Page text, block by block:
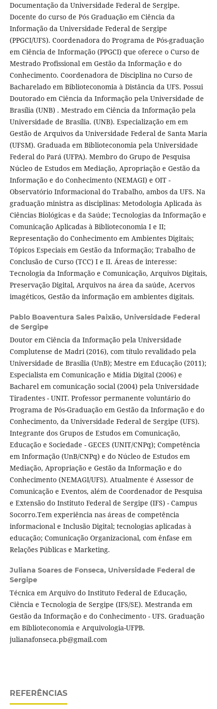
Documentação da Universidade Federal de Sergipe.
Docente do curso de Pós Graduação em Ciência da
Informação da Universidade Federal de Sergipe
(PPGCI/UFS). Coordenadora do Programa de Pós-graduação
em Ciência de Informação (PPGCI) que oferece o Curso de
Mestrado Profissional em Gestão da Informação e do
Conhecimento. Coordenadora de Disciplina no Curso de
Bacharelado em Biblioteconomia à Distância da UFS. Possui
Doutorado em Ciência da Informação pela Universidade de
Brasília (UNB) . Mestrado em Ciência da Informação pela
Universidade de Brasília. (UNB). Especialização em em
Gestão de Arquivos da Universidade Federal de Santa Maria
(UFSM). Graduada em Biblioteconomia pela Universidade
Federal do Pará (UFPA). Membro do Grupo de Pesquisa
Núcleo de Estudos em Mediação, Apropriação e Gestão da
Informação e do Conhecimento (NEMAGI) e OIT -
Observatório Informacional do Trabalho, ambos da UFS. Na
graduação ministra as disciplinas: Metodologia Aplicada às
Ciências Biológicas e da Saúde; Tecnologias da Informação e
Comunicação Aplicadas à Biblioteconomia I e II;
Representação do Conhecimento em Ambientes Digitais;
Tópicos Especiais em Gestão da Informação; Trabalho de
Conclusão de Curso (TCC) I e II. Áreas de interesse:
Tecnologia da Informação e Comunicação, Arquivos Digitais,
Preservação Digital, Arquivos na área da saúde, Acervos
imagéticos, Gestão da informação em ambientes digitais.
Pablo Boaventura Sales Paixão, Universidade Federal
de Sergipe
Doutor em Ciência da Informação pela Universidade
Complutense de Madri (2016), com título revalidado pela
Universidade de Brasília (UnB); Mestre em Educação (2011);
Especialista em Comunicação e Mídia Digital (2006) e
Bacharel em comunicação social (2004) pela Universidade
Tiradentes - UNIT. Professor permanente voluntário do
Programa de Pós-Graduação em Gestão da Informação e do
Conhecimento, da Universidade Federal de Sergipe (UFS).
Integrante dos Grupos de Estudos em Comunicação,
Educação e Sociedade - GECES (UNIT/CNPq); Competência
em Informação (UnB/CNPq) e do Núcleo de Estudos em
Mediação, Apropriação e Gestão da Informação e do
Conhecimento (NEMAGI/UFS). Atualmente é Assessor de
Comunicação e Eventos, além de Coordenador de Pesquisa
e Extensão do Instituto Federal de Sergipe (IFS) - Campus
Socorro.Tem experiência nas áreas de competência
informacional e Inclusão Digital; tecnologias aplicadas à
educação; Comunicação Organizacional, com ênfase em
Relações Públicas e Marketing.
Juliana Soares de Fonseca, Universidade Federal de
Sergipe
Técnica em Arquivo do Instituto Federal de Educação,
Ciência e Tecnologia de Sergipe (IFS/SE). Mestranda em
Gestão da Informação e do Conhecimento - UFS. Graduação
em Biblioteconomia e Arquivologia-UFPB.
julianafonseca.pb@gmail.com
REFERÊNCIAS